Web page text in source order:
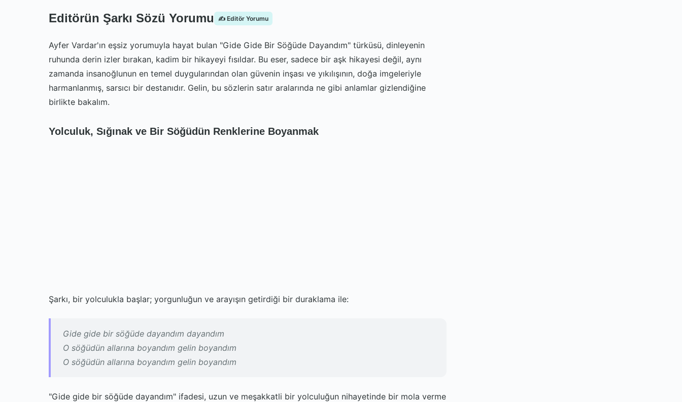
Editörün Şarkı Sözü Yorumu ✍️ Editör Yorumu
Ayfer Vardar'ın eşsiz yorumuyla hayat bulan "Gide Gide Bir Söğüde Dayandım" türküsü, dinleyenin
ruhunda derin izler bırakan, kadim bir hikayeyi fısıldar. Bu eser, sadece bir aşk hikayesi değil, aynı
zamanda insanoğlunun en temel duygularından olan güvenin inşası ve yıkılışının, doğa imgeleriyle
harmanlanmış, sarsıcı bir destanıdır. Gelin, bu sözlerin satır aralarında ne gibi anlamlar gizlendiğine
birlikte bakalım.
Yolculuk, Sığınak ve Bir Söğüdün Renklerine Boyanmak
Şarkı, bir yolculukla başlar; yorgunluğun ve arayışın getirdiği bir duraklama ile:
Gide gide bir söğüde dayandım dayandım
O söğüdün allarına boyandım gelin boyandım
O söğüdün allarına boyandım gelin boyandım
"Gide gide bir söğüde dayandım" ifadesi, uzun ve meşakkatli bir yolculuğun nihayetinde bir mola verme